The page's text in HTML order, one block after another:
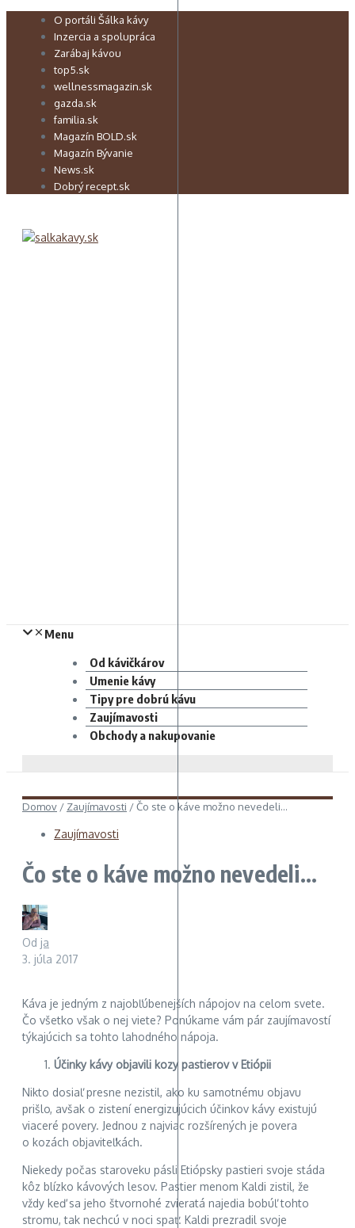
Preskočiť O portáli Šálka kávy
Inzercia a spolupráca
Zarábaj kávou
top5.sk
wellnessmagazin.sk
gazda.sk
familia.sk
Magazín BOLD.sk
Magazín Bývanie
News.sk
Dobrý recept.sk
Menu
Od kávičkárov
Umenie kávy
Tipy pre dobrú kávu
Zaujímavosti
Obchody a nakupovanie
Domov / Zaujímavosti /Čo ste o káve možno nevedeli…
Zaujímavosti
Čo ste o káve možno nevedeli…
Od ja
3. júla 2017
Káva je jedným z najobľúbenejších nápojov na celom svete.
Čo všetko však o nej viete? Ponúkame vám pár zaujímavostí
týkajúcich sa tohto lahodného nápoja.
Účinky kávy objavili kozy pastierov v Etiópii
Nikto dosiaľ presne nezistil, ako ku samotnému objavu
prišlo, avšak o zistení energizujúcich účinkov kávy existujú
viaceré povery. Jednou z najviac rozšírených je povera
o kozách objaviteľkách.
Niekedy počas staroveku pásli Etiópsky pastieri svoje stáda
kôz blízko kávových lesov. Pastier menom Kaldi zistil, že
vždy keď sa jeho štvornohé zvieratá najedia bobúľ tohto
stromu, tak nechcú v noci spať. Kaldi prezradil svoje